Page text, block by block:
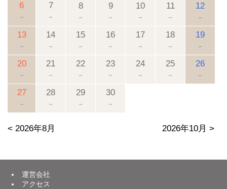
6
－
7
－
8
－
9
－
10
－
11
－
12
－
13
－
14
－
15
－
16
－
17
－
18
－
19
－
20
－
21
－
22
－
23
－
24
－
25
－
26
－
27
－
28
－
29
－
30
－
< 2026年8月 2026年10月 >
運営会社
アクセス